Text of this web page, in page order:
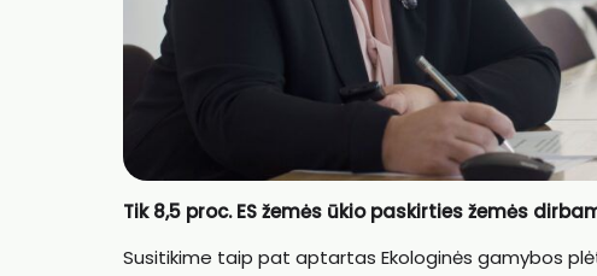
Tik 8,5 proc. ES žemės ūkio paskirties žemės
Susitikime taip pat aptartas Ekologinės gamybos